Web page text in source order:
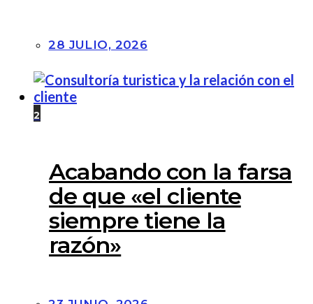
28 JULIO, 2026
2
Acabando con la farsa
de que «el cliente
siempre tiene la
razón»